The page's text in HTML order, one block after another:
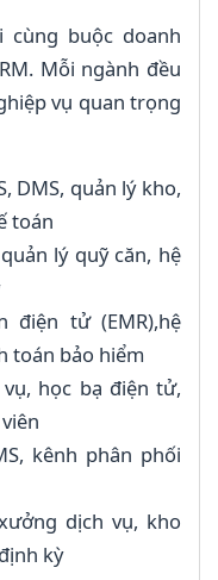
buộc doanh
Mỗi ngành đều
vụ quan trọng
DMS, quản lý kho,
toán
lý quỹ căn, hệ
điện tử (EMR),hệ
toán bảo hiểm
học bạ điện tử,
kênh phân phối
dịch vụ, kho
kỳ